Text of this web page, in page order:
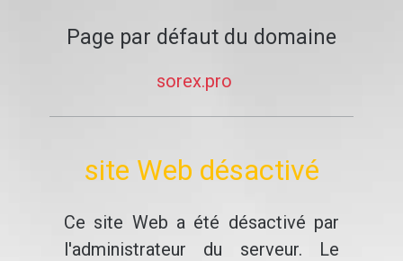
Page par défaut du domaine
sorex.pro
site Web désactivé
Ce site Web a été désactivé par
l'administrateur du serveur. Le